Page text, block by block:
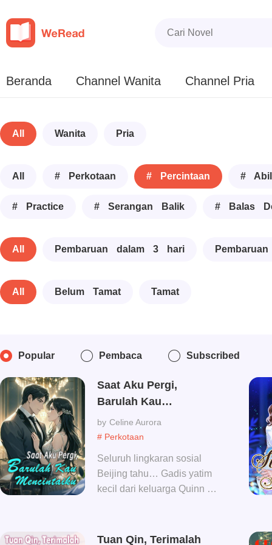
Beranda Channel Wanita Channel Pria
All Wanita Pria
All # Perkotaan # Percintaan #
# Practice # Serangan Balik # Balas
All Pembaruan dalam 3 hari
All Belum Tamat Tamat
Popular Pembaca Subscribed
# Perkotaan
Saat Aku Pergi,
Barulah Kau
Mencintaiku
Celine Aurora
Seluruh lingkaran sosial
Beijing tahu… Gadis yatim
kecil dari keluarga Quinn itu
Kesembilan, Caden Quinn.
Tuan Qin, Terimalah